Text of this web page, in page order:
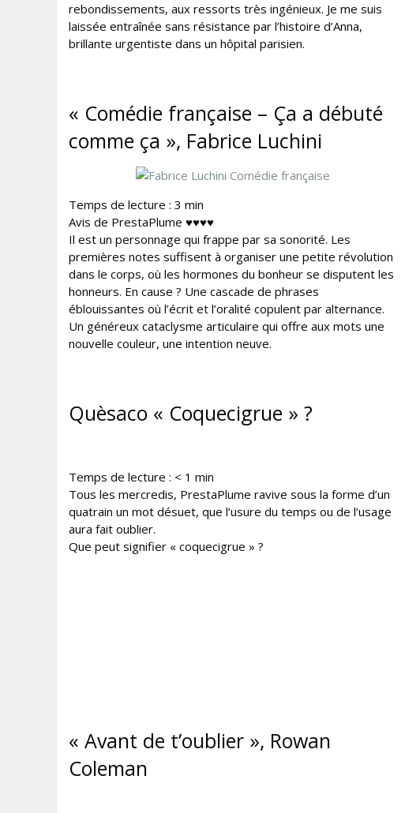
rebondissements, aux ressorts très ingénieux. Je me suis
laissée entraînée sans résistance par l’histoire d’Anna,
brillante urgentiste dans un hôpital parisien.
« Comédie française – Ça a débuté
comme ça », Fabrice Luchini
Temps de lecture : 3 min
Avis de PrestaPlume ♥♥♥♥
Il est un personnage qui frappe par sa sonorité. Les
premières notes suffisent à organiser une petite révolution
dans le corps, où les hormones du bonheur se disputent les
honneurs. En cause ? Une cascade de phrases
éblouissantes où l’écrit et l’oralité copulent par alternance.
Un généreux cataclysme articulaire qui offre aux mots une
nouvelle couleur, une intention neuve.
Quèsaco « Coquecigrue » ?
Temps de lecture : < 1 min
Tous les mercredis, PrestaPlume ravive sous la forme d’un
quatrain un mot désuet, que l’usure du temps ou de l’usage
aura fait oublier.
Que peut signifier « coquecigrue » ?
« Avant de t’oublier », Rowan
Coleman